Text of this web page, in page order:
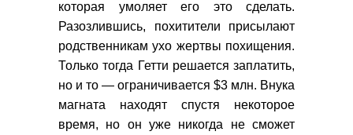
которая умоляет его это сделать.
Разозлившись, похитители присылают
родственникам ухо жертвы похищения.
Только тогда Гетти решается заплатить,
но и то — ограничивается $3 млн. Внука
магната находят спустя некоторое
время, но он уже никогда не сможет